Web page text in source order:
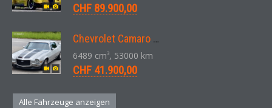
CHF 89.900,00
Chevrolet Camaro SS 396 LS3 Coupe Aut. 1971
6489 cm³, 53000 km
CHF 41.900,00
Alle Fahrzeuge anzeigen